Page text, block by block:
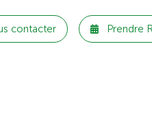
contacter Prendre